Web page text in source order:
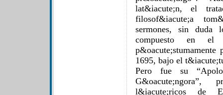
lat&iacute;n, el
filosof&iacute;a
sermones, sin duda
compuesto en el
1695, bajo el
Pero fue su
l&iacute;ricos de